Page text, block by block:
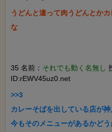
うどんと違って肉うどんとか
な
35 名前： それでも動く名無し
ID:rEWV45uz0.net
>>3
カレーそばを出している店が
今もそのメニューがあるかど